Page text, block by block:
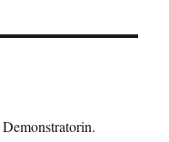
Demonstratorin.